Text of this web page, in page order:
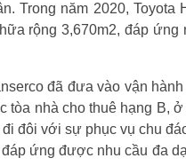
Trong năm 2020, Toyota
rộng 3,670m2, đáp ứng
đã đưa vào vận
tòa nhà cho thuê hạng B,
đôi với sự phục vụ chu
ứng được nhu cầu đa